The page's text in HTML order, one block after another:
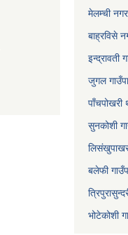
मेलम्ची
बाह्रविसे
इन्द्रावती
जुगल
पाँचपोखरी
सुनकोशी
लिसंखुपाखर
बलेफी
भोटेकोशी